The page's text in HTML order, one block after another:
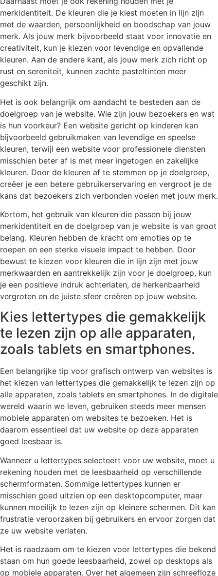
merkidentiteit. De kleuren die je kiest moeten in lijn zijn
met de waarden, persoonlijkheid en boodschap van jouw
merk. Als jouw merk bijvoorbeeld staat voor innovatie en
creativiteit, kun je kiezen voor levendige en opvallende
kleuren. Aan de andere kant, als jouw merk zich richt op
rust en sereniteit, kunnen zachte pasteltinten meer
geschikt zijn.
Het is ook belangrijk om aandacht te besteden aan de
doelgroep van je website. Wie zijn jouw bezoekers en wat
is hun voorkeur? Een website gericht op kinderen kan
bijvoorbeeld gebruikmaken van levendige en speelse
kleuren, terwijl een website voor professionele diensten
misschien beter af is met meer ingetogen en zakelijke
kleuren. Door de kleuren af te stemmen op je doelgroep,
creëer je een betere gebruikerservaring en vergroot je de
kans dat bezoekers zich verbonden voelen met jouw merk.
Kortom, het gebruik van kleuren die passen bij jouw
merkidentiteit en de doelgroep van je website is van groot
belang. Kleuren hebben de kracht om emoties op te
roepen en een sterke visuele impact te hebben. Door
bewust te kiezen voor kleuren die in lijn zijn met jouw
merkwaarden en aantrekkelijk zijn voor je doelgroep, kun
je een positieve indruk achterlaten, de herkenbaarheid
vergroten en de juiste sfeer creëren op jouw website.
Kies lettertypes die gemakkelijk
te lezen zijn op alle apparaten,
zoals tablets en smartphones.
Een belangrijke tip voor grafisch ontwerp van websites is
het kiezen van lettertypes die gemakkelijk te lezen zijn op
alle apparaten, zoals tablets en smartphones. In de digitale
wereld waarin we leven, gebruiken steeds meer mensen
mobiele apparaten om websites te bezoeken. Het is
daarom essentieel dat uw website op deze apparaten
goed leesbaar is.
Wanneer u lettertypes selecteert voor uw website, moet u
rekening houden met de leesbaarheid op verschillende
schermformaten. Sommige lettertypes kunnen er
misschien goed uitzien op een desktopcomputer, maar
kunnen moeilijk te lezen zijn op kleinere schermen. Dit kan
frustratie veroorzaken bij gebruikers en ervoor zorgen dat
ze uw website verlaten.
Het is raadzaam om te kiezen voor lettertypes die bekend
staan om hun goede leesbaarheid, zowel op desktops als
op mobiele apparaten. Over het algemeen zijn schreefloze